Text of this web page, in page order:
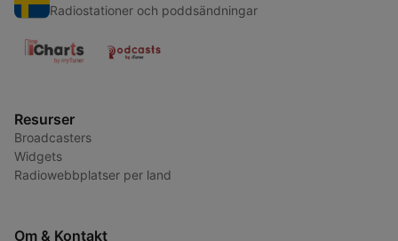
Radiostationer och poddsändningar
Resurser
Broadcasters
Widgets
Radiowebbplatser per land
Om & Kontakt